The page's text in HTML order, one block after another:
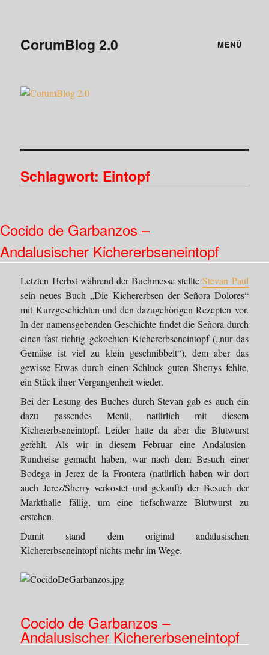
CorumBlog 2.0 MENÜ
Schlagwort: Eintopf
Cocido de Garbanzos –
Andalusischer Kichererbseneintopf
Letzten Herbst während der Buchmesse stellteStevan Paul
sein neues Buch „Die Kichererbsen der Señora Dolores“
mit Kurzgeschichten und den dazugehörigen Rezepten vor.
In der namensgebenden Geschichte findet die Señora durch
einen fast richtig gekochten Kichererbseneintopf („nur das
Gemüse ist viel zu klein geschnibbelt“), dem aber das
gewisse Etwas durch einen Schluck guten Sherrys fehlte,
ein Stück ihrer Vergangenheit wieder.
Bei der Lesung des Buches durch Stevan gab es auch ein
dazu passendes Menü, natürlich mit diesem
Kichererbseneintopf. Leider hatte da aber die Blutwurst
gefehlt. Als wir in diesem Februar eine Andalusien-
Rundreise gemacht haben, war nach dem Besuch einer
Bodega in Jerez de la Frontera (natürlich haben wir dort
auch Jerez/Sherry verkostet und gekauft) der Besuch der
Markthalle fällig, um eine tiefschwarze Blutwurst zu
erstehen.
Damit stand dem original andalusischen
Kichererbseneintopf nichts mehr im Wege.
Cocido de Garbanzos –
Andalusischer Kichererbseneintopf